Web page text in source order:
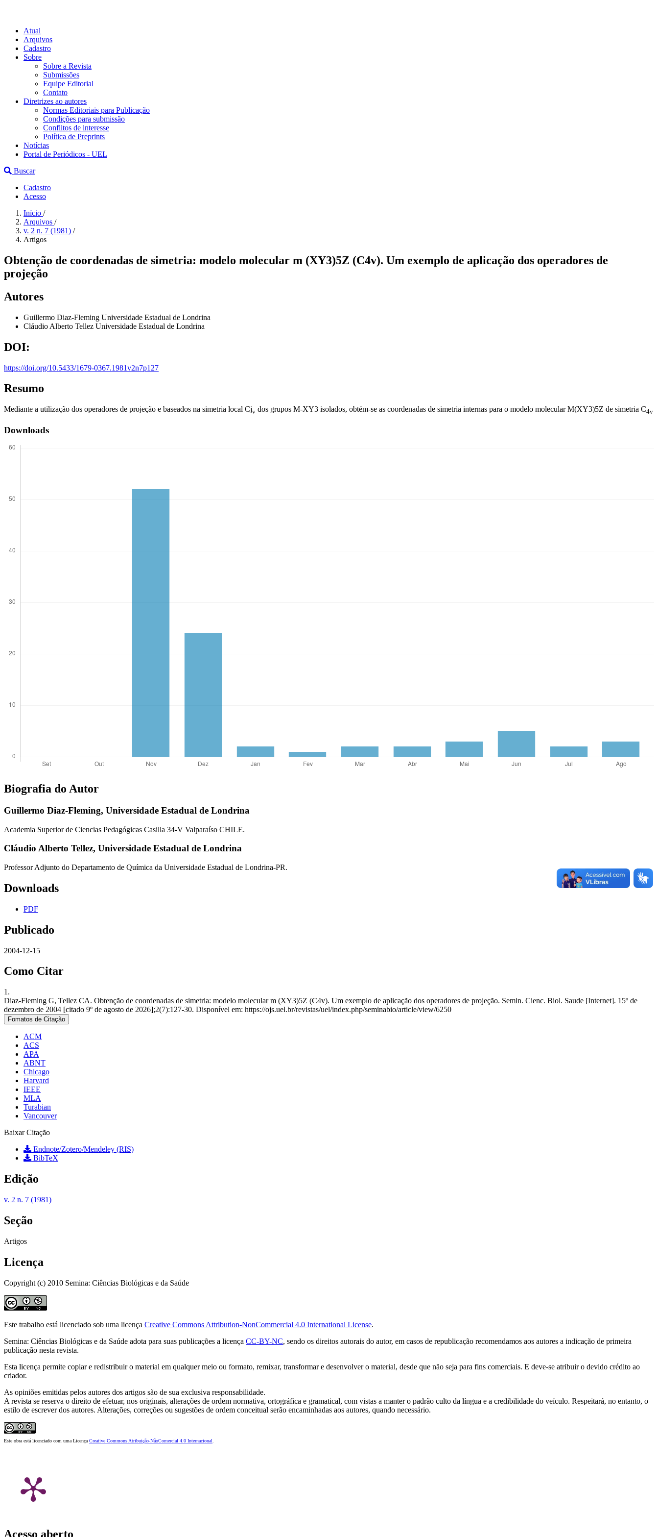
Atual
Arquivos
Cadastro
Sobre
Sobre a Revista
Submissões
Equipe Editorial
Contato
Diretrizes ao autores
Normas Editoriais para Publicação
Condições para submissão
Conflitos de interesse
Política de Preprints
Notícias
Portal de Periódicos - UEL
Buscar
Cadastro
Acesso
Início /
Arquivos /
v. 2 n. 7 (1981) /
Artigos
Obtenção de coordenadas de simetria: modelo molecular m (XY3)5Z (C4v). Um exemplo de aplicação dos operadores de
projeção
Autores
Guillermo Diaz-Fleming Universidade Estadual de Londrina
Cláudio Alberto Tellez Universidade Estadual de Londrina
DOI:
https://doi.org/10.5433/1679-0367.1981v2n7p127
Resumo
Mediante a utilização dos operadores de projeção e baseados na simetria local Cjv dos grupos M-XY3 isolados, obtém-se as coordenadas de simetria internas para o modelo molecular M(XY3)5Z de simetria C4v
Downloads
Biografia do Autor
Guillermo Diaz-Fleming, Universidade Estadual de Londrina
Academia Superior de Ciencias Pedagógicas Casilla 34-V Valparaíso CHILE.
Cláudio Alberto Tellez, Universidade Estadual de Londrina
Professor Adjunto do Departamento de Química da Universidade Estadual de Londrina-PR.
Downloads
PDF
Publicado
2004-12-15
Como Citar
1.
Diaz-Fleming G, Tellez CA. Obtenção de coordenadas de simetria: modelo molecular m (XY3)5Z (C4v). Um exemplo de aplicação dos operadores de projeção. Semin. Cienc. Biol. Saude [Internet]. 15º de
dezembro de 2004 [citado 9º de agosto de 2026];2(7):127-30. Disponível em: https://ojs.uel.br/revistas/uel/index.php/seminabio/article/view/6250
Fomatos de Citação
ACM
ACS
APA
ABNT
Chicago
Harvard
IEEE
MLA
Turabian
Vancouver
Baixar Citação
Endnote/Zotero/Mendeley (RIS)
BibTeX
Edição
v. 2 n. 7 (1981)
Seção
Artigos
Licença
Copyright (c) 2010 Semina: Ciências Biológicas e da Saúde
Este trabalho está licenciado sob uma licença Creative Commons Attribution-NonCommercial 4.0 International License.
Semina: Ciências Biológicas e da Saúde adota para suas publicações a licença CC-BY-NC, sendo os direitos autorais do autor, em casos de republicação recomendamos aos autores a indicação de primeira
publicação nesta revista.
Esta licença permite copiar e redistribuir o material em qualquer meio ou formato, remixar, transformar e desenvolver o material, desde que não seja para fins comerciais. E deve-se atribuir o devido crédito ao
criador.
As opiniões emitidas pelos autores dos artigos são de sua exclusiva responsabilidade.
A revista se reserva o direito de efetuar, nos originais, alterações de ordem normativa, ortográfica e gramatical, com vistas a manter o padrão culto da língua e a credibilidade do veículo. Respeitará, no entanto, o
estilo de escrever dos autores. Alterações, correções ou sugestões de ordem conceitual serão encaminhadas aos autores, quando necessário.
Este obra está licenciado com uma Licença Creative Commons Atribuição-NãoComercial 4.0 Internacional
Acesso aberto